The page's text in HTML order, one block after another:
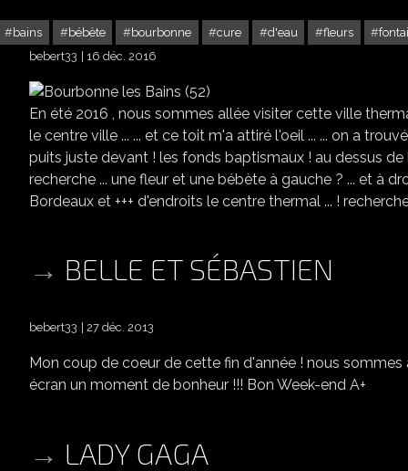
bains bébète bourbonne cure d'eau fleurs
bebert33
16 déc. 2016
En été 2016 , nous sommes allée visiter cette ville
le centre ville ... ... et ce toit m'a attiré l'oeil ... ... on a
puits juste devant ! les fonds baptismaux ! au dessus
recherche ... une fleur et une bébète à gauche ? ... et à
Bordeaux et +++ d'endroits le centre thermal ... !
BELLE ET SÉBASTIEN
bebert33 27 déc. 2013
Mon coup de coeur de cette fin d'année ! nous
écran un moment de bonheur !!! Bon Week-end A+
LADY GAGA